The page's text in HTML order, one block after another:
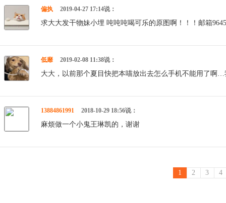
偏执 2019-04-27 17:14说：
求大大发干物妹小埋 吨吨吨喝可乐的原图啊！！！邮箱
低靡 2019-02-08 11:38说：
大大，以前那个夏目快把本喵放出去怎么手机不能用了啊
13884861991 2018-10-29 18:56说：
麻烦做一个小鬼王琳凯的，谢谢
1 2 3 4